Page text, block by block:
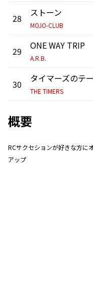
28 ストーン
MOJO-CLUB
29 ONE WAY TRIP
A.R.B.
30
THE TIMERS
概要
RCサクセションが好きな方に
アップ